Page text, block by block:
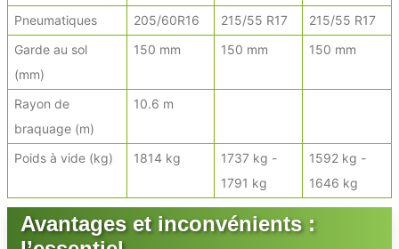
Pneumatiques
205/60R16 215/55 R17
215/55 R17
Garde au sol
(mm)
150 mm 150 mm 150 mm
Rayon de
braquage (m)
10.6 m
Poids à vide (kg) 1814 kg
1737 kg -
1791 kg
1592 kg -
1646 kg
Avantages et inconvénients :